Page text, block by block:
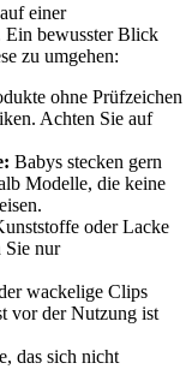
einer
Ein bewusster Blick
zu umgehen:
ohne Prüfzeichen
Achten Sie auf
Babys stecken gern
Modelle, die keine
oder Lacke
Sie nur
wackelige Clips
vor der Nutzung ist
das sich nicht